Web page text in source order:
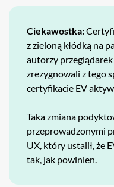
Ciekawostka:
z zieloną kłódką na
autorzy
zrezygnowali z tego
certyfikacie EV
Taka zmiana
przeprowadzonymi
UX, który ustalił, że
tak, jak powinien.